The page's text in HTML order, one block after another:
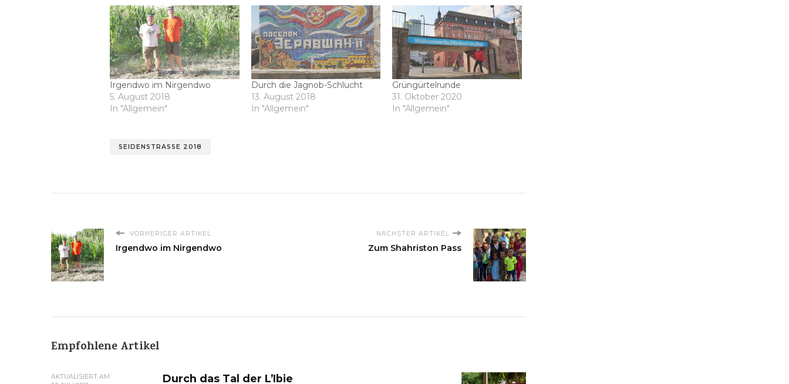
Irgendwo im Nirgendwo
5. August 2018
In "Allgemein"
Durch die Jagnob-Schlucht
13. August 2018
In "Allgemein"
Grüngürtelrunde
31. Oktober 2020
In "Allgemein"
SEIDENSTRASSE 2018
VORHERIGER ARTIKEL
Irgendwo im Nirgendwo
NÄCHSTER ARTIKEL
Zum Shahriston Pass
Empfohlene Artikel
AKTUALISIERT AM
Durch das Tal der L’Ibie